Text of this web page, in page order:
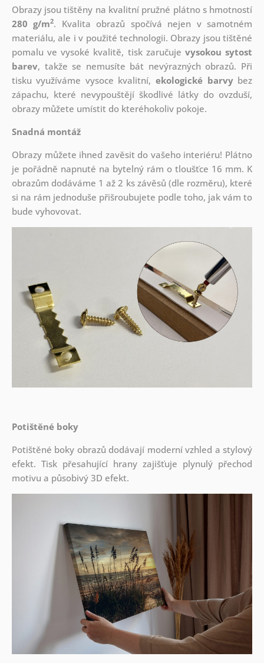
Obrazy jsou tištěny na kvalitní pružné plátno s hmotností
280 g/m2. Kvalita obrazů spočívá nejen v samotném
materiálu, ale i v použité technologii. Obrazy jsou tištěné
pomalu ve vysoké kvalitě, tisk zaručuje vysokou sytost
barev, takže se nemusíte bát nevýrazných obrazů. Při
tisku využíváme vysoce kvalitní,ekologické barvybez
zápachu, které nevypouštějí škodlivé látky do ovzduší,
obrazy můžete umístit do kteréhokoliv pokoje.
Snadná montáž
Obrazy můžete ihned zavěsit do vašeho interiéru! Plátno
je pořádně napnuté na bytelný rám o tloušťce 16 mm. K
obrazům dodáváme 1 až 2 ks závěsů (dle rozměru), které
si na rám jednoduše přišroubujete podle toho, jak vám to
bude vyhovovat.
Potištěné boky
Potištěné boky obrazů dodávají moderní vzhled a stylový
efekt. Tisk přesahující hrany zajišťuje plynulý přechod
motivu a působivý 3D efekt.